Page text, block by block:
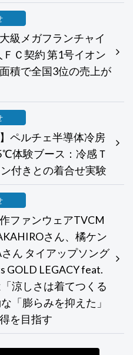
級メガフランチャイ
Ｃ契約 第1号イオン
積で全国3位の売上が
ペルチェ半導体冷房
体験ブース：冷感Ｔ
付きとの着合せ実験
ファンウェアTVCM
さん、橘ケン
ん タイアップソング
GOLD LEGACY feat.
涼しさは着てつくる
「膨らみを抑えた」
を目指す